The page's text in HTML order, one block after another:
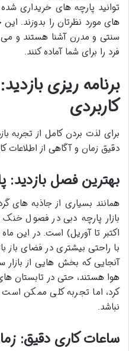
توانید پارچه های خریداری
های مورد نظرتان را بدوزند.
سنتی و مدرن آشنا هستند و می
فرد را برای شما آماده کنند.
برنامه ریزی
کاربردی
برای لذت بردن کامل از تجربه
دقیق زمان و آگاهی از اطلاعات
بهترین فصل بازدید:
همانند بسیاری از جاذبه های
بازار پارچه دبی در فصول خنک
اکتبر تا آوریل) است. در این
با راحتی بیشتری در فضای باز
آنجایی که بخش هایی از
هوا هستند، حتی در تابستان
کرد، اما تجربه کلی ممکن
نباشد.
ساعات کاری دقیق: